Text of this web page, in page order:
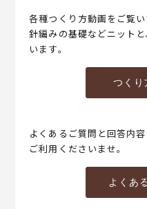
各種つくり方動画をご覧
針編みの基礎などニット
います。
つくり
よくあるご質問と回答内
ご利用くださいませ。
よくあ